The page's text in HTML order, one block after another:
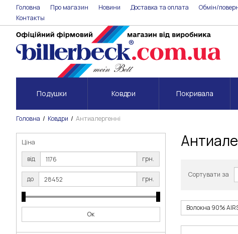
Головна Про магазин Новини Доставка та оплата Обмін/
Контакты
Подушки Ковдри Покривала
Головна Ковдри Антиалергенні
Ціна
від
грн.
до грн.
Ок
Сортувати за
Волокна 90%